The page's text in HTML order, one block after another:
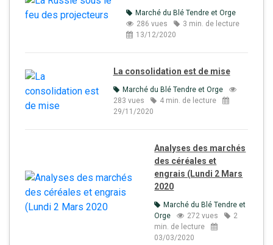
Marché du Blé Tendre et Orge
286 vues
3 min. de lecture
13/12/2020
La consolidation est de mise
Marché du Blé Tendre et Orge
283 vues
4 min. de lecture
29/11/2020
Analyses des marchés
des céréales et
engrais (Lundi 2 Mars
2020
Marché du Blé Tendre et
Orge
272 vues
2
min. de lecture
03/03/2020